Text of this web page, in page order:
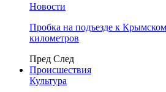
Новости
Пробка на подъезде к
километров
Пред След
Происшествия
Культура